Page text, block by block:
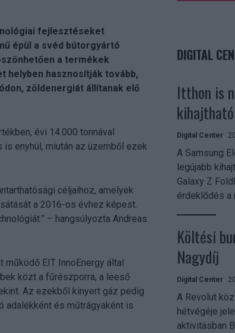
fejlesztéseket
épül a svéd bútorgyártó
a termékek
hasznosítják tovább,
zöldenergiát állítanak elő
évi 14.000 tonnával
enyhül, miután az üzemből ezek
céljaihoz, amelyek
a 2016-os évhez képest.
– hangsúlyozta Andreas
EIT InnoEnergy által
közt a fűrészporra, a leeső
Az ezekből kinyert gáz pedig
adalékként és műtrágyaként is
DIGITAL
Itthon is
Digital Center
A Samsung
legújabb
Galaxy Z
érdeklődés a
Költési
Nagydíj
Digital Center
A Revolut
hétvégéje
aktivitásban